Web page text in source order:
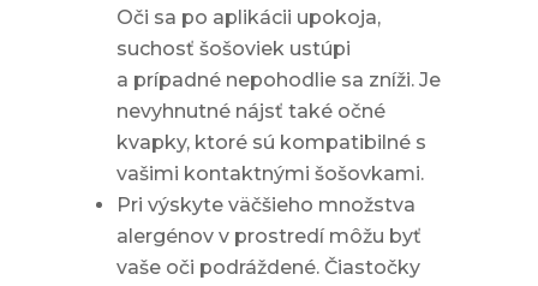
Oči sa po aplikácii upokoja,
suchosť šošoviek ustúpi
a prípadné nepohodlie sa zníži. Je
nevyhnutné nájsť také očné
kvapky, ktoré sú kompatibilné s
vašimi kontaktnými šošovkami.
Pri výskyte väčšieho množstva
alergénov v prostredí môžu byť
vaše oči podráždené. Čiastočky